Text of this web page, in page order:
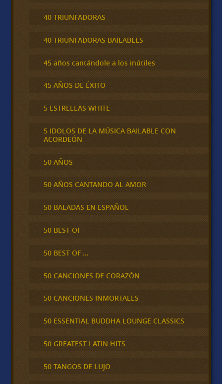
40 TRIUNFADORAS
40 TRIUNFADORAS BAILABLES
45 años cantándole a los inútiles
45 AÑOS DE ÉXITO
5 ESTRELLAS WHITE
5 IDOLOS DE LA MÚSICA BAILABLE CON
ACORDEÓN
50 AÑOS
50 AÑOS CANTANDO AL AMOR
50 BALADAS EN ESPAÑOL
50 BEST OF
50 BEST OF …
50 CANCIONES DE CORAZÓN
50 CANCIONES INMORTALES
50 ESSENTIAL BUDDHA LOUNGE CLASSICS
50 GREATEST LATIN HITS
50 TANGOS DE LUJO